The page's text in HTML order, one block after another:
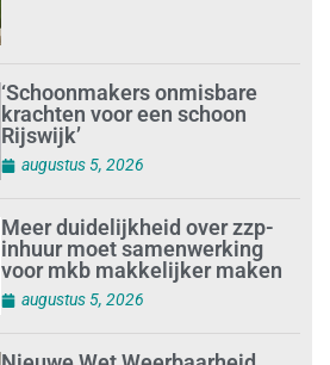
‘Schoonmakers onmisbare
krachten voor een schoon
Rijswijk’
augustus 5, 2026
Meer duidelijkheid over zzp-
inhuur moet samenwerking
voor mkb makkelijker maken
augustus 5, 2026